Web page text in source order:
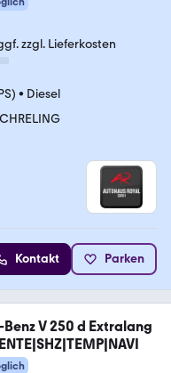
zzgl. Lieferkosten
• Diesel
Kontakt Parken
V 250 d Extralang